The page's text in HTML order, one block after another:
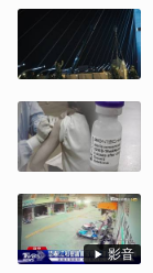
影音